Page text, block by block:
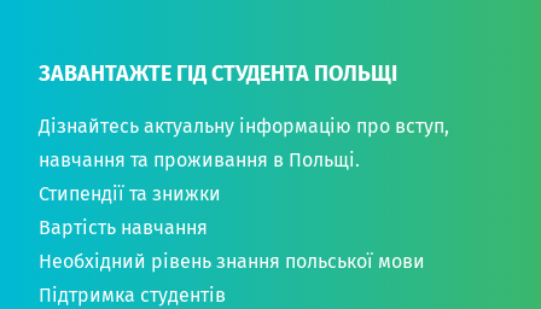
ЗАВАНТАЖТЕ ГІД СТУДЕНТА ПОЛЬЩІ
Дізнайтесь актуальну інформацію про вступ,
навчання та проживання в Польщі.
Стипендії та знижки
Вартість навчання
Необхідний рівень знання польської мови
Підтримка студентів